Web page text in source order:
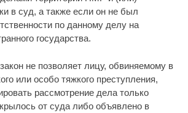
в суд, а также если он не был
по данному делу на
государства.
не позволяет лицу, обвиняемому в
или особо тяжкого преступления,
рассмотрение дела только
от суда либо объявлено в